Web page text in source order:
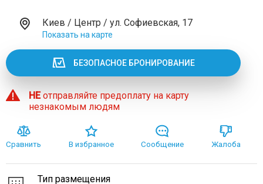
Киев / Центр / ул. Софиевская, 17
Показать на карте
БЕЗОПАСНОЕ БРОНИРОВАНИЕ
НЕотправляйте предоплату на карту
незнакомым людям
Сравнить В избранное Сообщение Жалоба
Тип размещения